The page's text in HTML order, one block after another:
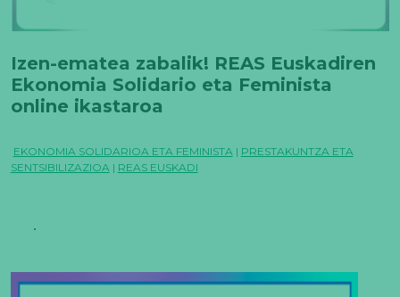
Izen-ematea zabalik! REAS Euskadiren
Ekonomia Solidario eta Feminista
online ikastaroa
EKONOMIA SOLIDARIOA ETA FEMINISTA | PRESTAKUNTZA ETA
SENTSIBILIZAZIOA | REAS EUSKADI